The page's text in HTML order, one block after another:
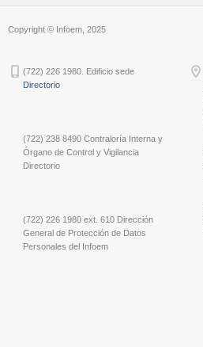
Copyright © Infoem, 2025
(722) 226 1980. Edificio sede
Directorio
(722) 238 8490 Contraloría Interna y
Órgano de Control y Vigilancia
Directorio
(722) 226 1980 ext. 610 Dirección
General de Protección de Datos
Personales del Infoem